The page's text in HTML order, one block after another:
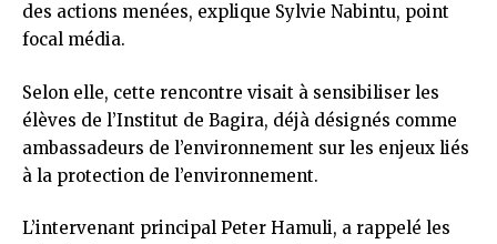
des actions menées, explique Sylvie Nabintu, point
focal média.
Selon elle, cette rencontre visait à sensibiliser les
élèves de l’Institut de Bagira, déjà désignés comme
ambassadeurs de l’environnement sur les enjeux liés
à la protection de l’environnement.
L’intervenant principal Peter Hamuli, a rappelé les